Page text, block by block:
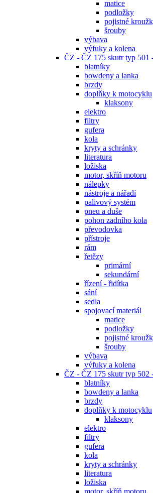
matice
podložky
pojistné
šrouby
výbava
výfuky a kolena
ČZ - ČZ 175 skutr typ 501
blatníky
bowdeny a lanka
brzdy
doplňky k motocyklu
klaksony
elektro
filtry
gufera
kola
kryty a schránky
literatura
ložiska
motor, skříň motoru
nálepky
nástroje a nářadí
palivový systém
pneu a duše
pohon zadního kola
převodovka
přístroje
rám
řetězy
primární
sekundární
řízení - řidítka
sání
sedla
spojovací materiál
matice
podložky
pojistné
šrouby
výbava
výfuky a kolena
ČZ - ČZ 175 skutr typ 502
blatníky
bowdeny a lanka
brzdy
doplňky k motocyklu
klaksony
elektro
filtry
gufera
kola
kryty a schránky
literatura
ložiska
motor, skříň motoru